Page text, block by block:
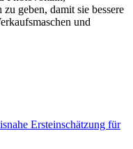
geben, damit sie bessere
und
Ersteinschätzung für